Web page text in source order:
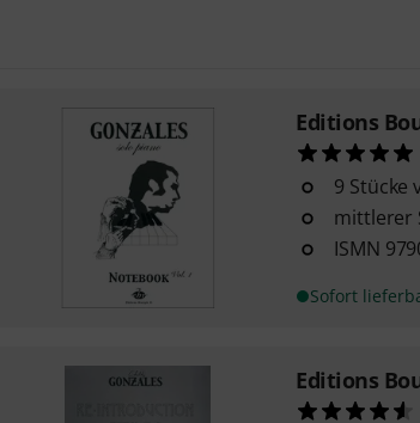
Editions
9 Stücke
mittlerer
ISMN
Sofort
Editions